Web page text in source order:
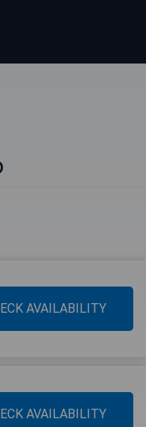
AVAILABILITY
AVAILABILITY